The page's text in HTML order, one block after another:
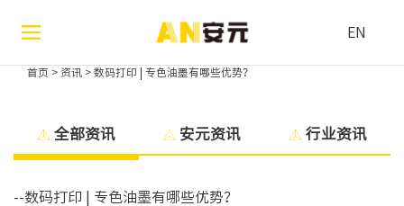
EN
首页 > 资讯 > 数码打印 | 专色油墨有哪些优势？
全部资讯 安元资讯 行业资讯
--数码打印 | 专色油墨有哪些优势？